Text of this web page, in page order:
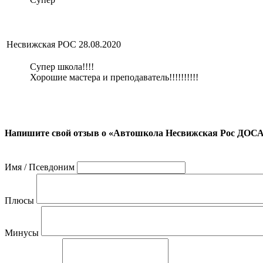
Несвижская РОС 28.08.2020
Супер школа!!!!
Хорошие мастера и преподаватель!!!!!!!!!!
Напишите свой отзыв о «Автошкола Несвижская Рос
Имя / Псевдоним
Плюсы
Минусы